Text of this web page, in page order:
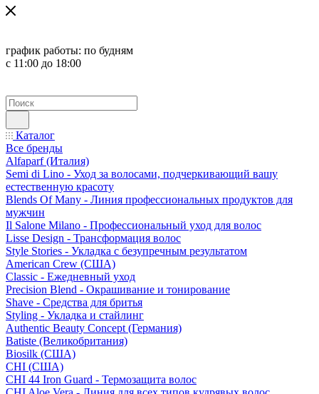
график работы: по будням
с 11:00 до 18:00
Каталог
Все бренды
Alfaparf (Италия)
Semi di Lino - Уход за волосами, подчеркивающий вашу
естественную красоту
Blends Of Many - Линия профессиональных продуктов для
мужчин
Il Salone Milano - Профессиональный уход для волос
Lisse Design - Трансформация волос
Style Stories - Укладка с безупречным результатом
American Crew (США)
Classic - Ежедневный уход
Precision Blend - Окрашивание и тонирование
Shave - Средства для бритья
Styling - Укладка и стайлинг
Authentic Beauty Concept (Германия)
Batiste (Великобритания)
Biosilk (США)
CHI (США)
CHI 44 Iron Guard - Термозащита волос